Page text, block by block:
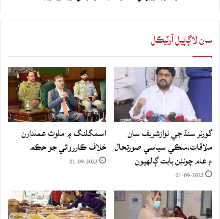
سان لاڳاپيل آرٽيڪل
گورنر سنڌ جي نوازشريف سان
ملاقات،ملڪي سياسي صورتحال
۽ عام چونڊن بابت ڳالهيون
01-09-2023
اسمگلنگ ۾ ملوث عملدارن
خلاف ڪارروائي جو حڪم
01-09-2023